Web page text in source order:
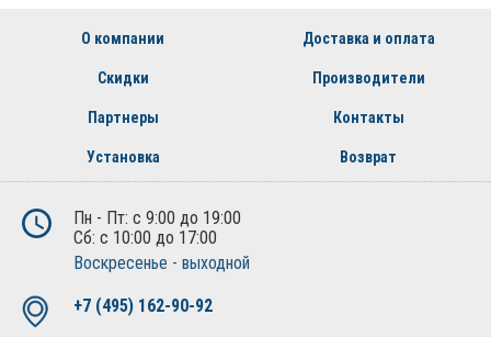
О компании Доставка и оплата
Скидки Производители
Партнеры Контакты
Установка Возврат
Пн - Пт: с 9:00 до 19:00
Сб: с 10:00 до 17:00
Воскресенье - выходной
+7 (495) 162-90-92